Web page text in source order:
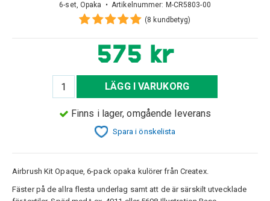
6-set, Opaka • Artikelnummer: M-CR5803-00
(8 kundbetyg)
575 kr
LÄGG I VARUKORG
Finns i lager, omgående leverans
Spara i önskelista
Airbrush Kit Opaque, 6-pack opaka kulörer från Createx.
Fäster på de allra flesta underlag samt att de är särskilt utvecklade